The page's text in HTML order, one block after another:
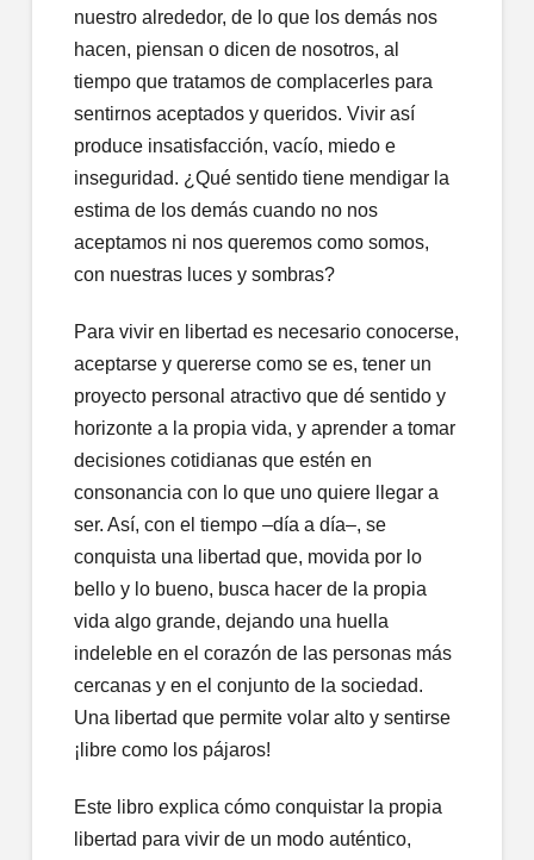
nuestro alrededor, de lo que los demás nos
hacen, piensan o dicen de nosotros, al
tiempo que tratamos de complacerles para
sentirnos aceptados y queridos. Vivir así
produce insatisfacción, vacío, miedo e
inseguridad. ¿Qué sentido tiene mendigar la
estima de los demás cuando no nos
aceptamos ni nos queremos como somos,
con nuestras luces y sombras?
Para vivir en libertad es necesario conocerse,
aceptarse y quererse como se es, tener un
proyecto personal atractivo que dé sentido y
horizonte a la propia vida, y aprender a tomar
decisiones cotidianas que estén en
consonancia con lo que uno quiere llegar a
ser. Así, con el tiempo –día a día–, se
conquista una libertad que, movida por lo
bello y lo bueno, busca hacer de la propia
vida algo grande, dejando una huella
indeleble en el corazón de las personas más
cercanas y en el conjunto de la sociedad.
Una libertad que permite volar alto y sentirse
¡libre como los pájaros!
Este libro explica cómo conquistar la propia
libertad para vivir de un modo auténtico,